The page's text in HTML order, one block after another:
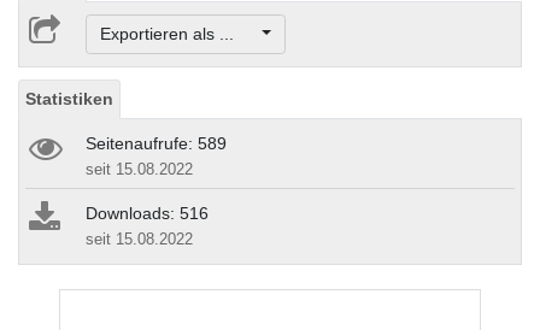
Exportieren als ...
Statistiken
Seitenaufrufe: 589
seit 15.08.2022
Downloads: 516
seit 15.08.2022